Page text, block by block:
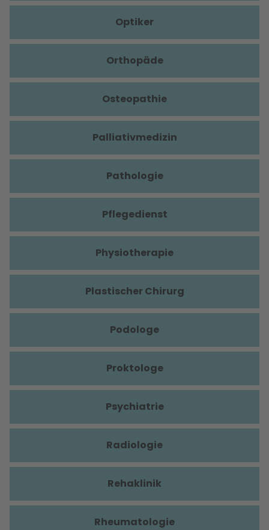
Optiker
Orthopäde
Osteopathie
Palliativmedizin
Pathologie
Pflegedienst
Physiotherapie
Plastischer Chirurg
Podologe
Proktologe
Psychiatrie
Radiologie
Rehaklinik
Rheumatologie